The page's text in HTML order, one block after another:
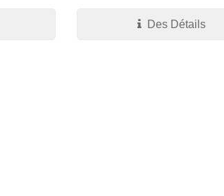
Des Détails